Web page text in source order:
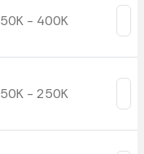
50K - 400K
50K - 250K